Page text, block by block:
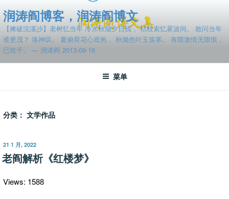
至
容
润涛阎博客，润涛阎博文
【摊破浣溪沙】老树忆当年 冷水秋烟夕日残， 枯枝索忆雾波间。 敢问当年
谁更茂？ 洛神叹。 夏俯荷花心底热， 秋抛色叶玉笛寒。 有限激情无限恨，
已吹干。 — 润涛阎 2013-09-16
菜单
分类： 文学作品
发
布
于
21 1 月, 2022
老阎解析《红楼梦》
Views: 1588